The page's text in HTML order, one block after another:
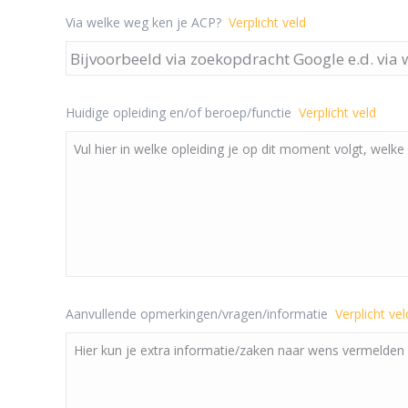
Via welke weg ken je ACP? Verplicht veld
Huidige opleiding en/of beroep/functie Verplicht veld
Aanvullende opmerkingen/vragen/informatie Verplicht